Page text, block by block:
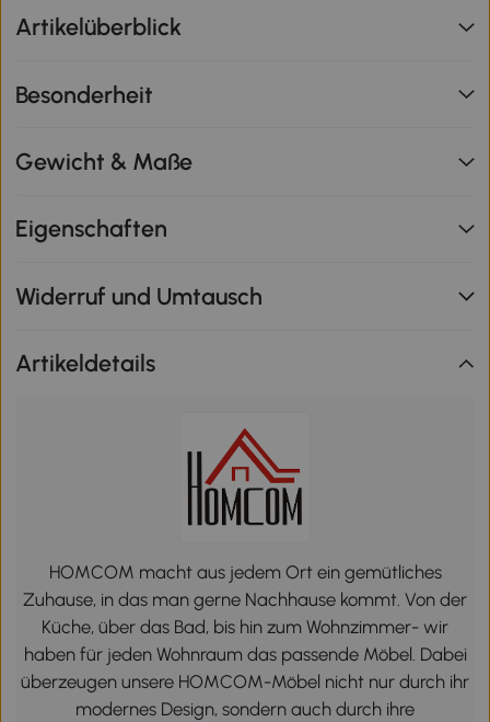
Artikelüberblick
Besonderheit
Gewicht & Maße
Eigenschaften
Widerruf und Umtausch
Artikeldetails
HOMCOM macht aus jedem Ort ein gemütliches
Zuhause, in das man gerne Nachhause kommt. Von der
Küche, über das Bad, bis hin zum Wohnzimmer- wir
haben für jeden Wohnraum das passende Möbel. Dabei
überzeugen unsere HOMCOM-Möbel nicht nur durch ihr
modernes Design, sondern auch durch ihre